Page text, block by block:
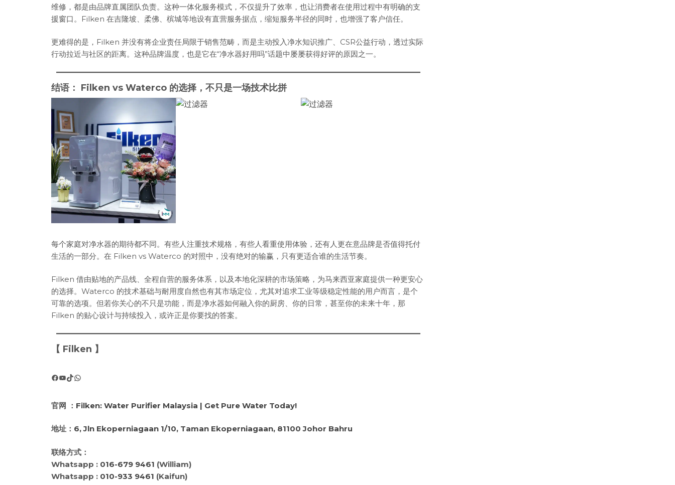
维修，都是由品牌直属团队负责。这种一体化服务模式，不仅提升了效率，也让消费者在使用过程中有明确的支
援窗口。Filken 在吉隆坡、柔佛、槟城等地设有直营服务据点，缩短服务半径的同时，也增强了客户信任。
更难得的是，Filken 并没有将企业责任局限于销售范畴，而是主动投入净水知识推广、CSR公益行动，透过实际
行动拉近与社区的距离。这种品牌温度，也是它在“净水器好用吗”话题中屡屡获得好评的原因之一。
结语： Filken vs Waterco 的选择，不只是一场技术比拼
每个家庭对净水器的期待都不同。有些人注重技术规格，有些人看重使用体验，还有人更在意品牌是否值得托付
生活的一部分。在 Filken vs Waterco 的对照中，没有绝对的输赢，只有更适合谁的生活节奏。
Filken 借由贴地的产品线、全程自营的服务体系，以及本地化深耕的市场策略，为马来西亚家庭提供一种更安心
的选择。Waterco 的技术基础与耐用度自然也有其市场定位，尤其对追求工业等级稳定性能的用户而言，是个
可靠的选项。但若你关心的不只是功能，而是净水器如何融入你的厨房、你的日常，甚至你的未来十年，那
Filken 的贴心设计与持续投入，或许正是你要找的答案。
【 Filken 】
Facebook
YouTube
TikTok
WhatsApp
官网 ： Filken: Water Purifier Malaysia | Get Pure Water Today!
地址： 6, Jln Ekoperniagaan 1/10, Taman Ekoperniagaan, 81100 Johor Bahru
联络方式：
Whatsapp : 016-679 9461 (William)
Whatsapp : 010-933 9461 (Kaifun)